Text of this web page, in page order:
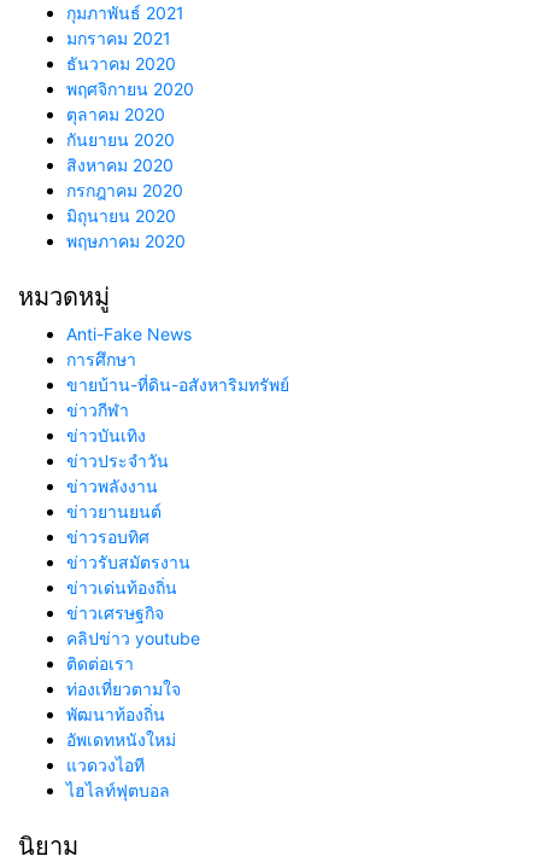
กุมภาพันธ์ 2021
มกราคม 2021
ธันวาคม 2020
พฤศจิกายน 2020
ตุลาคม 2020
กันยายน 2020
สิงหาคม 2020
กรกฎาคม 2020
มิถุนายน 2020
พฤษภาคม 2020
หมวดหมู่
Anti-Fake News
การศึกษา
ขายบ้าน-ที่ดิน-อสังหาริมทรัพย์
ข่าวกีฬา
ข่าวบันเทิง
ข่าวประจำวัน
ข่าวพลังงาน
ข่าวยานยนต์
ข่าวรอบทิศ
ข่าวรับสมัตรงาน
ข่าวเด่นท้องถิ่น
ข่าวเศรษฐกิจ
คลิปข่าว youtube
ติดต่อเรา
ท่องเที่ยวตามใจ
พัฒนาท้องถิ่น
อัพเดทหนังใหม่
แวดวงไอที
ไฮไลท์ฟุตบอล
นิยาม